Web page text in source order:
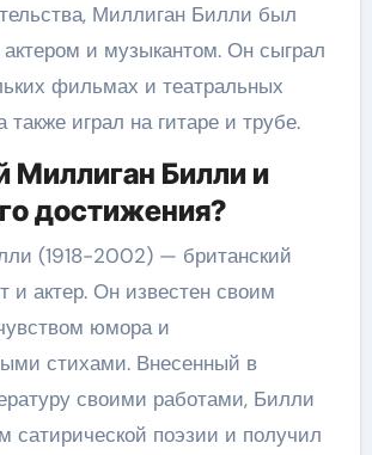
Миллиган Билли был
и музыкантом. Он сыграл
фильмах и театральных
также играл на гитаре и трубе.
Миллиган Билли и
достижения?
(1918-2002) — британский
и актер. Он известен своим
юмора и
стихами. Внесенный в
своими работами, Билли
сатирической поэзии и получил